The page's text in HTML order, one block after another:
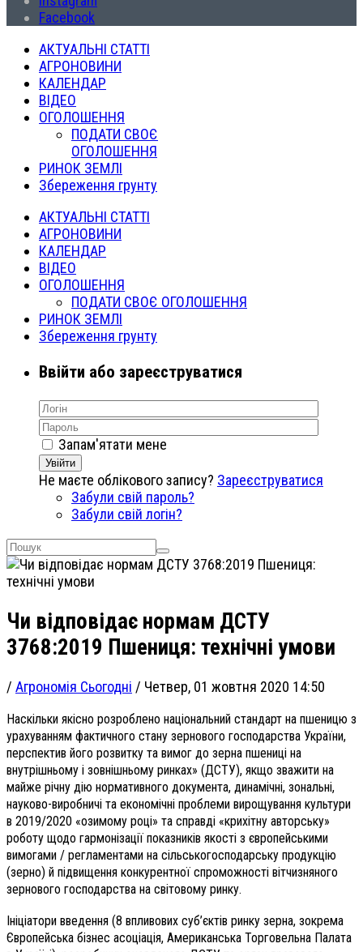
Facebook
АКТУАЛЬНІ СТАТТІ
АГРОНОВИНИ
КАЛЕНДАР
ВІДЕО
ОГОЛОШЕННЯ
ПОДАТИ СВОЄ
ОГОЛОШЕННЯ
РИНОК ЗЕМЛІ
Збереження грунту
АКТУАЛЬНІ СТАТТІ
АГРОНОВИНИ
КАЛЕНДАР
ВІДЕО
ОГОЛОШЕННЯ
ПОДАТИ СВОЄ ОГОЛОШЕННЯ
РИНОК ЗЕМЛІ
Збереження грунту
Ввійти або зареєструватися
Запам'ятати мене
Увійти
Не маєте облікового запису? Зареєструватися
Забули свій пароль?
Забули свій логін?
Чи відповідає нормам ДСТУ
3768:2019 Пшениця: технічні умови
/ Агрономія Сьогодні / Четвер, 01 жовтня 2020 14:50
Наскільки якісно розроблено національний стандарт на пшеницю з
урахуванням фактичного стану зернового господарства України,
перспектив його розвитку та вимог до зерна пшениці на
внутрішньому і зовнішньому ринках» (ДСТУ), якщо зважити на
майже річну дію нормативного документа, динамічні, зональні,
науково-виробничі та економічні проблеми вирощування культури
в 2019/2020 «озимому році» та справді «крихітну авторську»
роботу щодо гармонізації показників якості з європейськими
вимогами / регламентами на сільськогосподарську продукцію
(зерно) й підвищення конкурентної спроможності вітчизняного
зернового господарства на світовому ринку.
Ініціатори введення (8 впливових суб’єктів ринку зерна, зокрема
Європейська бізнес асоціація, Американська Торговельна Палата